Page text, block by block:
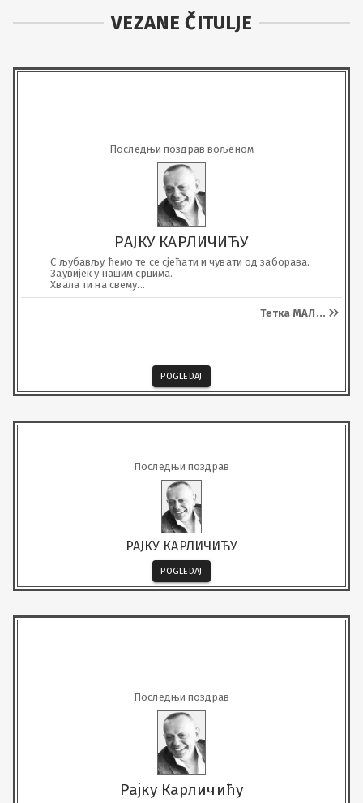
VEZANE ČITULJE
Последњи поздрав вољеном
РАЈКУ КАРЛИЧИЋУ
С љубављу ћемо те се сјећати и чувати од заборава.
Заувијек у нашим срцима.
Хвала ти на свему...
Тетка МАЛ ...
POGLEDAJ
Последњи поздрав
РАЈКУ КАРЛИЧИЋУ
POGLEDAJ
Последњи поздрав
Рајку Карличићу